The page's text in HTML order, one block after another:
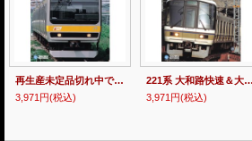
再生産未定品切れ中です。E231系 中央・総武線各駅停車 千葉－三鷹 【DVD】
3,971円(税込)
221系 大和路快速＆大阪環状線 加茂－大阪－天王寺【DVD】※販売を終了しました。
3,971円(税込)